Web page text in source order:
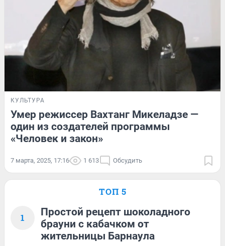
КУЛЬТУРА
Умер режиссер Вахтанг Микеладзе —
один из создателей программы
«Человек и закон»
7 марта, 2025, 17:16 1 613 Обсудить
ТОП 5
1
Простой рецепт шоколадного
брауни с кабачком от
жительницы Барнаула